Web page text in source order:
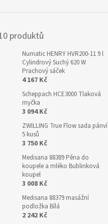
produktů
Numatic HENRY HVR200-11 9 l
Cylindrový Suchý 620 W
Prachový sáček
4 167 Kč
Scheppach HCE3000 Tlaková
myčka
3 094 Kč
ZWILLING True Flow sada pánví
5 kusů
3 750 Kč
Medisana 88389 Pěna do
koupele a mléko Bublinková
koupel
3 008 Kč
Medisana 88379 masážní
podložka Bílá
2 242 Kč